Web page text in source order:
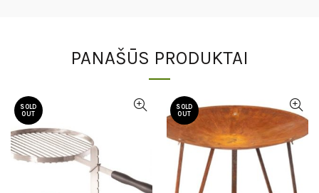
PANAŠŪS PRODUKTAI
SOLD
OUT
SOLD
OUT